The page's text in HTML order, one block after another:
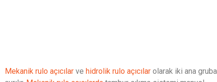
Mekanik rulo açıcılar ve hidrolik rulo açıcılar olarak iki ana gruba